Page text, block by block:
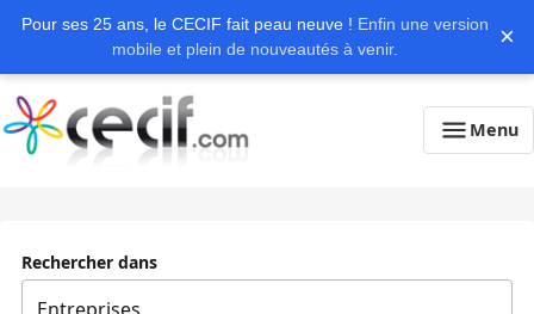
Pour ses 25 ans, le CECIF fait peau neuve ! Enfin une version
mobile et plein de nouveautés à venir.
×
Menu
Rechercher dans